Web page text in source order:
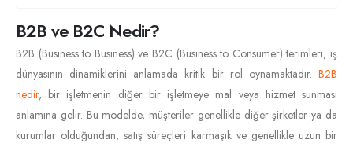
B2B ve B2C Nedir?
B2B (Business to Business) ve B2C (Business to Consumer) terimleri, iş
dünyasının dinamiklerini anlamada kritik bir rol oynamaktadır. B2B
nedir, bir işletmenin diğer bir işletmeye mal veya hizmet sunması
anlamına gelir. Bu modelde, müşteriler genellikle diğer şirketler ya da
kurumlar olduğundan, satış süreçleri karmaşık ve genellikle uzun bir